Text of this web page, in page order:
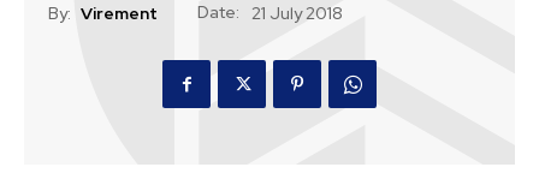
By: Virement Date: 21 July 2018